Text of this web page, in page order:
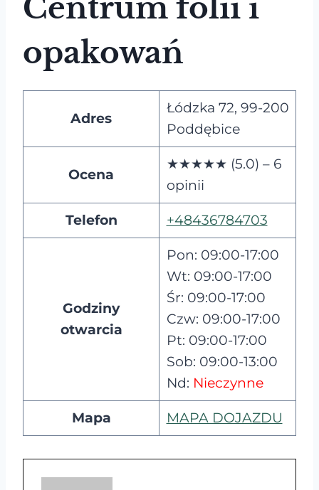
Centrum folii i
opakowań
Adres
Łódzka 72, 99-200
Poddębice
Ocena
★★★★★ (5.0) – 6
opinii
Telefon +48436784703
Godziny
otwarcia
Pon: 09:00-17:00
Wt: 09:00-17:00
Śr: 09:00-17:00
Czw: 09:00-17:00
Pt: 09:00-17:00
Sob: 09:00-13:00
Nd: Nieczynne
Mapa MAPA DOJAZDU